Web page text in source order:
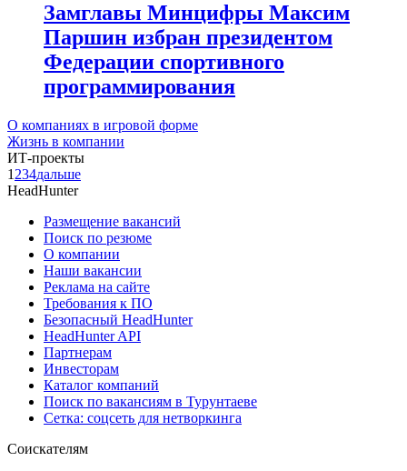
Замглавы Минцифры Максим
Паршин избран президентом
Федерации спортивного
программирования
О компаниях в игровой форме
Жизнь в компании
ИТ-проекты
1 234дальше
HeadHunter
Размещение вакансий
Поиск по резюме
О компании
Наши вакансии
Реклама на сайте
Требования к ПО
Безопасный HeadHunter
HeadHunter API
Партнерам
Инвесторам
Каталог компаний
Поиск по вакансиям в Турунтаеве
Сетка: соцсеть для нетворкинга
Соискателям